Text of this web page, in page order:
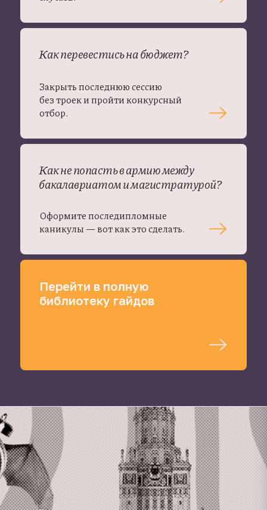
Как не попасть в армию между
бакалавриатом и магистратурой?
Оформите последипломные
каникулы — вот как это сделать.
Как перевестись на бюджет?
Закрыть последнюю сессию
без троек и пройти конкурсный
отбор.
Перейти в полную
библиотеку гайдов